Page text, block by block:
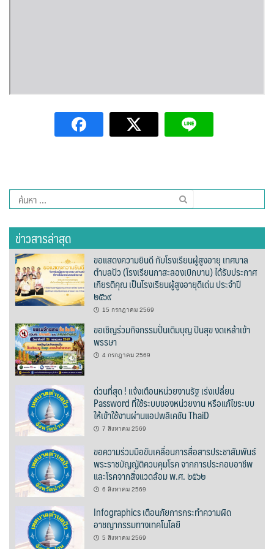
ปัวตรึงใจ๋ รีสอร์ท
ปัวนาน่านแคมป์ปิ้ง
ปัวพาราไดซ์เพลส
ปัวสบายรีสอร์ท
ปัวเดอวิว บูติค รีสอร์ท
ปัวแฮปปี้รีสอร์ท
ปางชมภูโฮมสเตย์
ปาริชาติเพลส
ภิรมณเพลส
ภูรีสอร์ท
มองดูปัวคอทเทจ
ริมดอยรีสอร์ท
ริมน้ำปัวแคมป์ปิ้ง
ฤทธิ์รดาโฮม
ลองนอนนา
ค้นหา
สำหรับ:
ข่าวสารล่าสุด
ขอแสดงความยินดี กับโรงเรียนผู้สูงอายุ เทศบาล
ตำบลปัว (โรงเรียนกาสะลองเบิกบาน) ได้รับประกาศ
เกียรติคุณ เป็นโรงเรียนผู้สูงอายุดีเด่น ประจำปี
๒๕๖๙
15 กรกฎาคม 2569
ขอเชิญร่วมกิจกรรมปั่นเติมบุญ ปันสุข งดเหล้าเข้า
พรรษา
4 กรกฎาคม 2569
ด่วนที่สุด ! แจ้งเตือนหน่วยงานรัฐ เร่งเปลี่ยน
Password ที่ใช้ระบบของหน่วยงาน หรือแก้ไขระบบ
ให้เข้าใช้งานผ่านแอปพลิเคชัน ThaiD
7 สิงหาคม 2569
ขอความร่วมมือขับเคลื่อนการสื่อสารประชาสัมพันธ์
พระราชบัญญัติควบคุมโรค จากการประกอบอาชีพ
และโรคจากสิ่งแวดล้อม พ.ศ. ๒๕๖๒
6 สิงหาคม 2569
Infographics เตือนภัยการกระทำความผิด
อาชญากรรมทางเทคโนโลยี
5 สิงหาคม 2569